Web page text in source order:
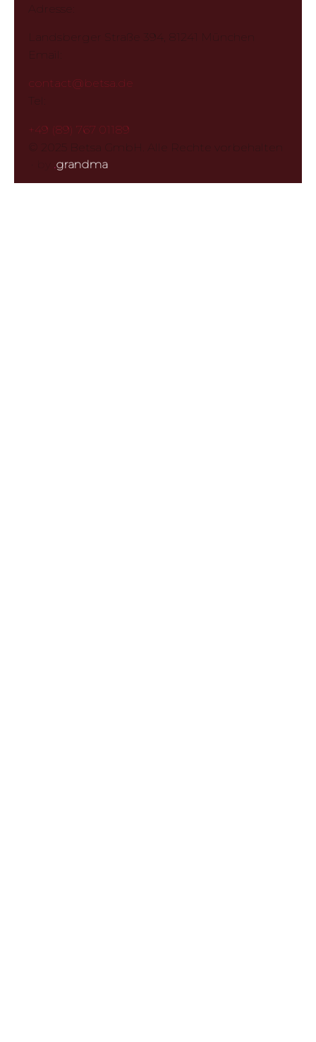
Adresse:
Landsberger Straße 394, 81241 München
Email:
contact@betsa.de
Tel:
+49 (89) 767 01189
© 2025 Betsa GmbH. Alle Rechte vorbehalten
.grandma